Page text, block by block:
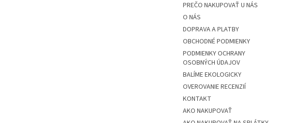
PREČO NAKUPOVAŤ U NÁS
O NÁS
DOPRAVA A PLATBY
OBCHODNÉ PODMIENKY
PODMIENKY OCHRANY
OSOBNÝCH ÚDAJOV
BALÍME EKOLOGICKY
OVEROVANIE RECENZIÍ
KONTAKT
AKO NAKUPOVAŤ